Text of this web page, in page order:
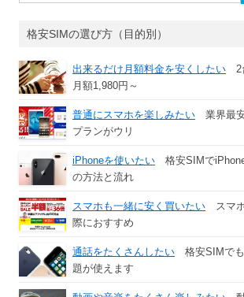
索:
格安SIMの選び方（目的別）
出来るだけ月額料金を安くしたい 2
月額1,980円～
普通にスマホを楽しみたい 業界最
プランがウリ
iPhoneを使いたい 格安SIMで
の方法と流れ
スマホも一緒に安く買いたい スマ
際におすすめ
通話をたくさんしたい 格安SIMで
題が使えます